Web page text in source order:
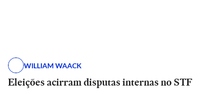
WILLIAM WAACK
Eleições acirram disputas internas no STF